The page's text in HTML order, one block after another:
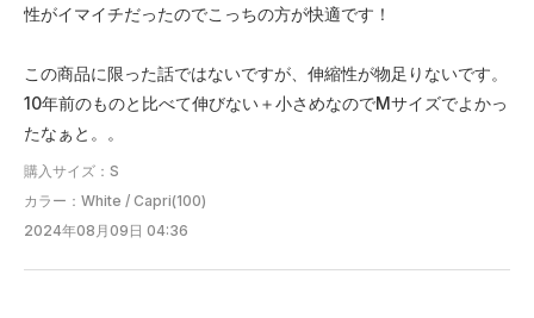
性がイマイチだったのでこっちの方が快適です！
この商品に限った話ではないですが、伸縮性が物足りないです。
10年前のものと比べて伸びない＋小さめなのでMサイズでよかっ
たなぁと。。
購入サイズ：S
カラー：White / Capri(100)
2024年08月09日 04:36